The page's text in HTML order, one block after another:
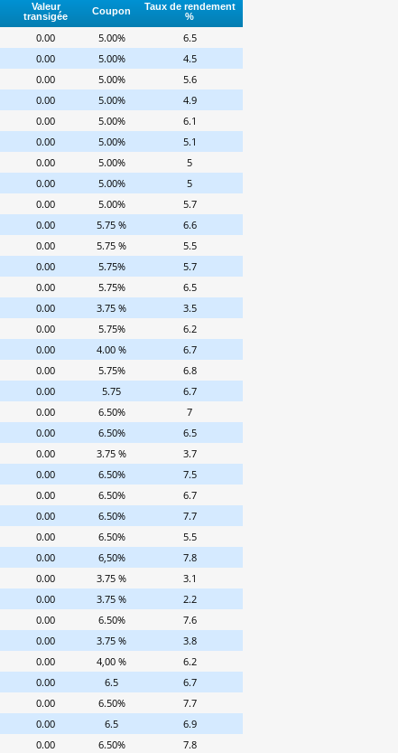
Valeur
transigée
Coupon
Taux de rendement
%
0.00 5.00%
6.5
0.00 5.00%
4.5
0.00 5.00%
5.6
0.00 5.00%
4.9
0.00 5.00%
6.1
0.00 5.00%
5.1
0.00 5.00%
5
0.00 5.00%
5
0.00 5.00%
5.7
0.00 5.75 %
6.6
0.00 5.75 %
5.5
0.00 5.75%
5.7
0.00 5.75%
6.5
0.00 3.75 %
3.5
0.00 5.75%
6.2
0.00 4.00 %
6.7
0.00 5.75%
6.8
0.00 5.75
6.7
0.00 6.50%
7
0.00 6.50%
6.5
0.00 3.75 %
3.7
0.00 6.50%
7.5
0.00 6.50%
6.7
0.00 6.50%
7.7
0.00 6.50%
5.5
0.00 6,50%
7.8
0.00 3.75 %
3.1
0.00 3.75 %
2.2
0.00 6.50%
7.6
0.00 3.75 %
3.8
0.00 4,00 %
6.2
0.00 6.5
6.7
0.00 6.50%
7.7
0.00 6.5
6.9
0.00 6.50% 7.8